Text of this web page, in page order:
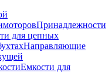
Принадлежности
для цепных
Направляющие
Емкости для